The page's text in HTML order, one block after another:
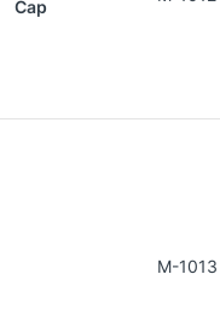
Cap
M-1013